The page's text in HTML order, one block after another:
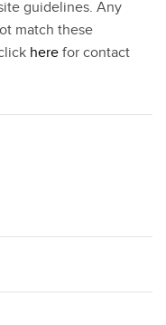
guidelines. Any
match these
here for contact